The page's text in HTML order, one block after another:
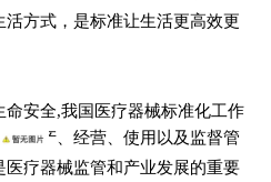
方式，是标准让生活更高效更
命安全,我国医疗器械标准化工作
、生产、经营、使用以及监督管
医疗器械监管和产业发展的重要